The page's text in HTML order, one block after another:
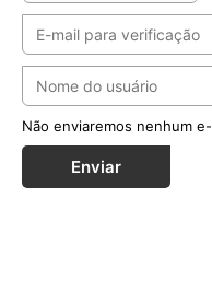
Não enviaremos nenhum
Enviar